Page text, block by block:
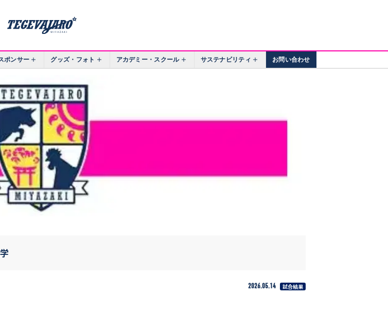
ポンサー グッズ・フォト アカデミー・スクール サステナビリティ お問い合わせ
2026.05.14 試合結果